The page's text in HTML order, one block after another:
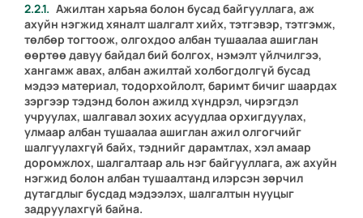
Ажилтан харъяа болон бусад байгууллага, аж
ахуйн нэгжид хяналт шалгалт хийх, тэтгэвэр, тэтгэмж,
төлбөр тогтоож, олгохдоо албан тушаалаа ашиглан
өөртөө давуу байдал бий болгох, нэмэлт үйлчилгээ,
хангамж авах, албан ажилтай холбогдолгүй бусад
мэдээ материал, тодорхойлолт, баримт бичиг шаардах
зэргээр тэдэнд болон ажилд хүндрэл, чирэгдэл
учруулах, шалгавал зохих асуудлаа орхигдуулах,
улмаар албан тушаалаа ашиглан ажил олгогчийг
шалгуулахгүй байх, тэднийг дарамтлах, хэл амаар
доромжлох, шалгалтаар аль нэг байгууллага, аж ахуйн
нэгжид болон албан тушаалтанд илэрсэн зөрчил
дутагдлыг бусдад мэдээлэх, шалгалтын нууцыг
задруулахгүй байна.